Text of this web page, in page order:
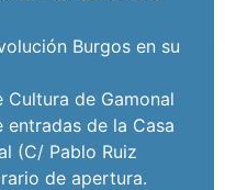
Burgos en su
Cultura de Gamonal
de la Casa
(C/ Pablo Ruiz
de apertura.